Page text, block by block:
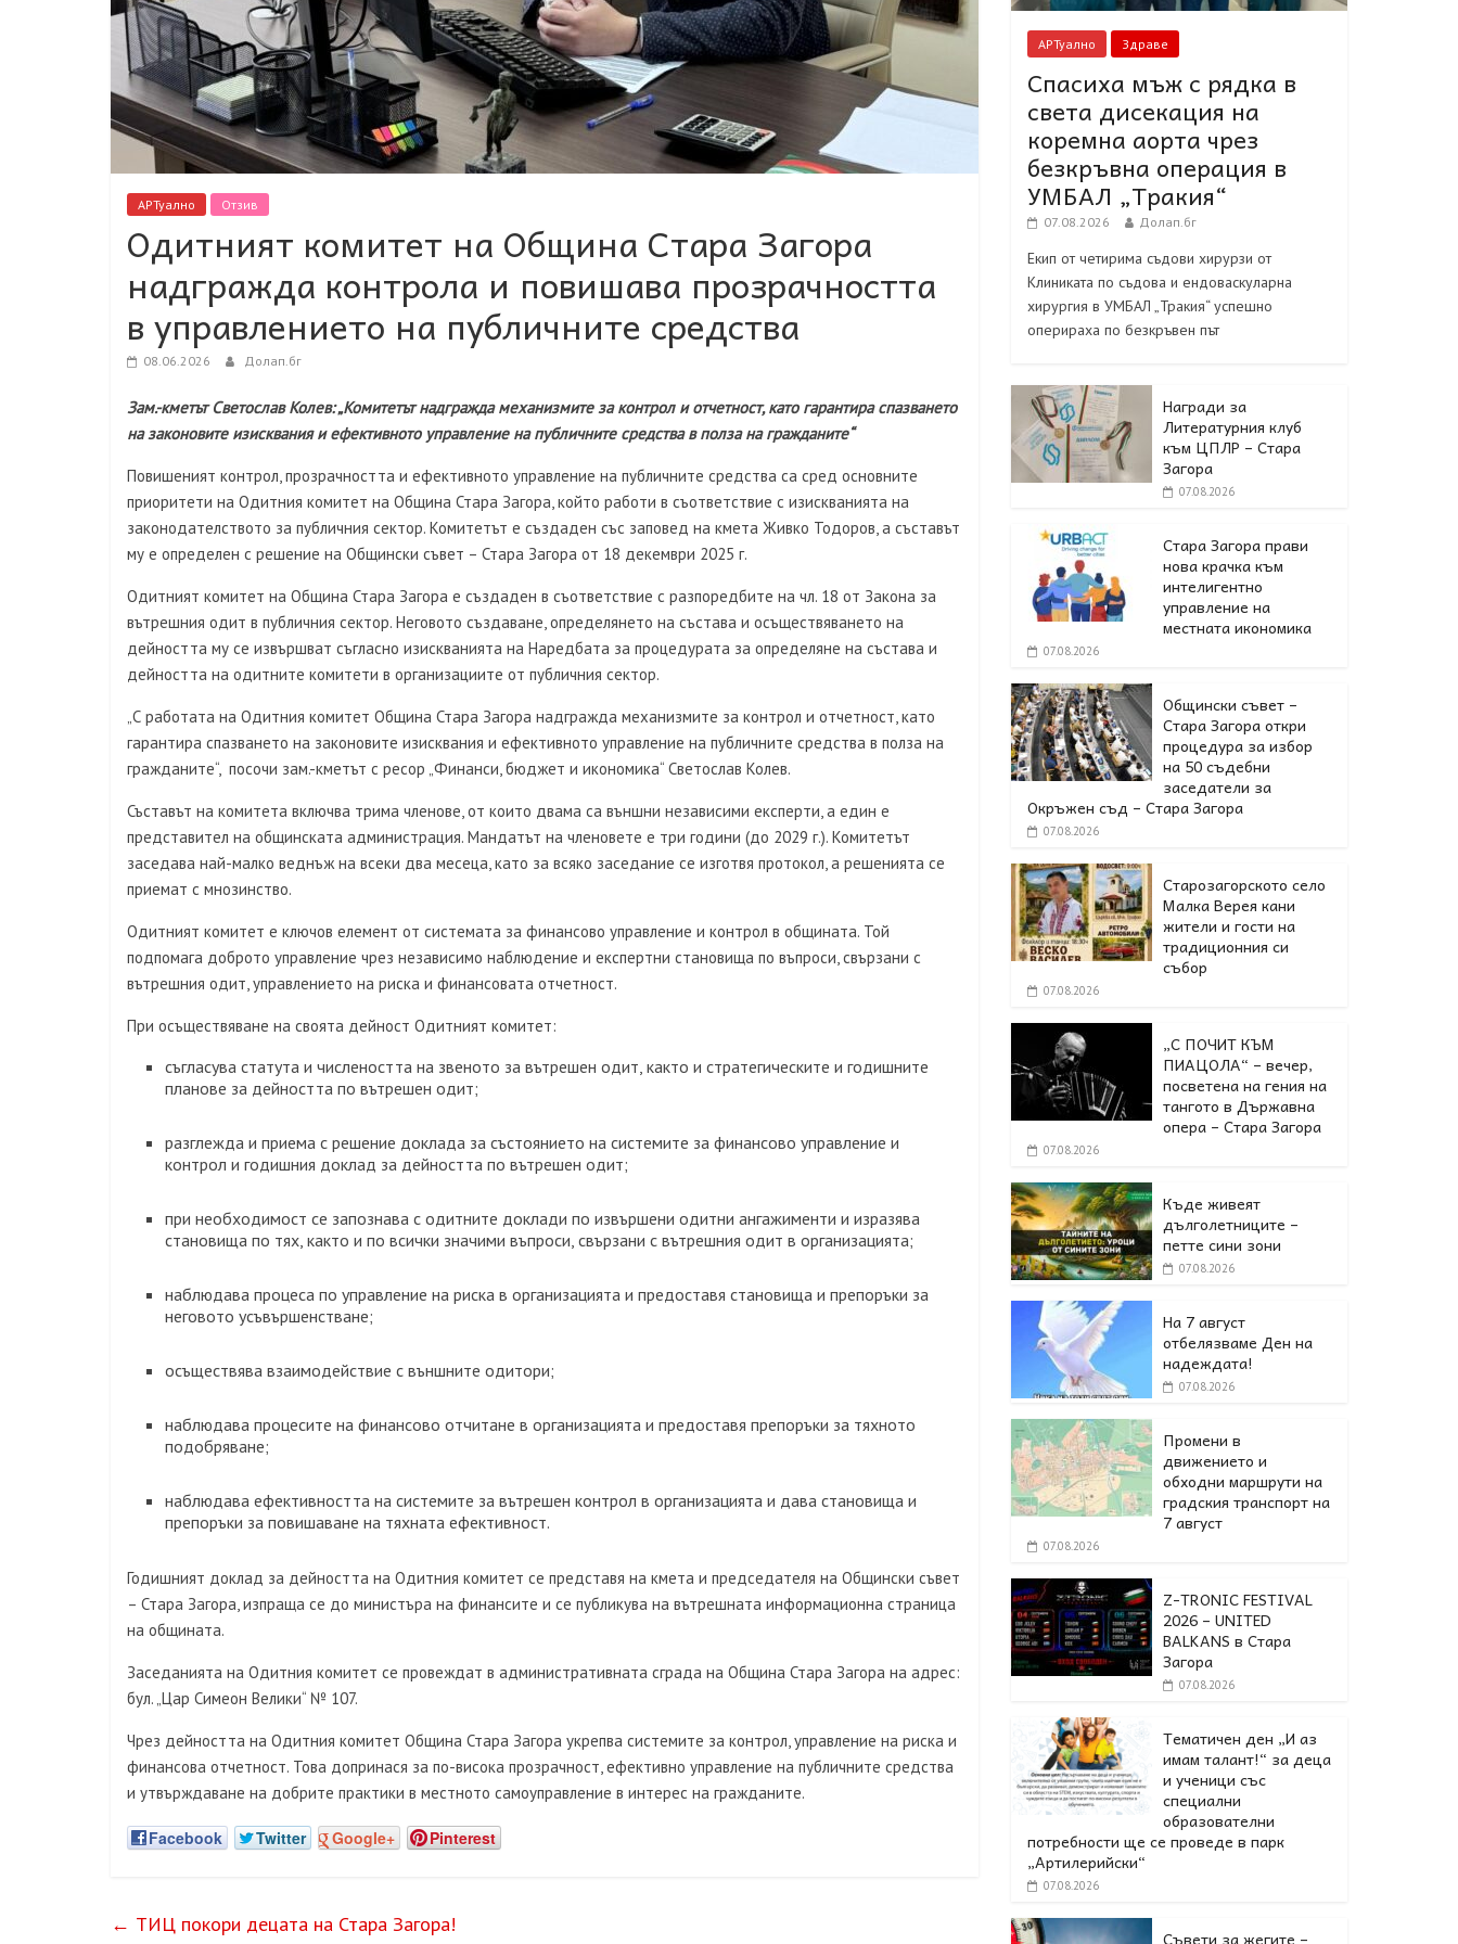
АРТуално Отзив
Одитният комитет на Община Стара Загора
надгражда контрола и повишава прозрачността
в управлението на публичните средства
08.06.2026 Долап.бг
Зам.-кметът Светослав Колев: „Комитетът надгражда механизмите за контрол и отчетност, като гарантира спазването
на законовите изисквания и ефективното управление на публичните средства в полза на гражданите“
Повишеният контрол, прозрачността и ефективното управление на публичните средства са сред основните
приоритети на Одитния комитет на Община Стара Загора, който работи в съответствие с изискванията на
законодателството за публичния сектор. Комитетът е създаден със заповед на кмета Живко Тодоров, а съставът
му е определен с решение на Общински съвет – Стара Загора от 18 декември 2025 г.
Одитният комитет на Община Стара Загора е създаден в съответствие с разпоредбите на чл. 18 от Закона за
вътрешния одит в публичния сектор. Неговото създаване, определянето на състава и осъществяването на
дейността му се извършват съгласно изискванията на Наредбата за процедурата за определяне на състава и
дейността на одитните комитети в организациите от публичния сектор.
„С работата на Одитния комитет Община Стара Загора надгражда механизмите за контрол и отчетност, като
гарантира спазването на законовите изисквания и ефективното управление на публичните средства в полза на
гражданите“, посочи зам.-кметът с ресор „Финанси, бюджет и икономика“ Светослав Колев.
Съставът на комитета включва трима членове, от които двама са външни независими експерти, а един е
представител на общинската администрация. Мандатът на членовете е три години (до 2029 г.). Комитетът
заседава най-малко веднъж на всеки два месеца, като за всяко заседание се изготвя протокол, а решенията се
приемат с мнозинство.
Одитният комитет е ключов елемент от системата за финансово управление и контрол в общината. Той
подпомага доброто управление чрез независимо наблюдение и експертни становища по въпроси, свързани с
вътрешния одит, управлението на риска и финансовата отчетност.
При осъществяване на своята дейност Одитният комитет:
съгласува статута и числеността на звеното за вътрешен одит, както и стратегическите и годишните
планове за дейността по вътрешен одит;
разглежда и приема с решение доклада за състоянието на системите за финансово управление и
контрол и годишния доклад за дейността по вътрешен одит;
при необходимост се запознава с одитните доклади по извършени одитни ангажименти и изразява
становища по тях, както и по всички значими въпроси, свързани с вътрешния одит в организацията;
наблюдава процеса по управление на риска в организацията и предоставя становища и препоръки за
неговото усъвършенстване;
осъществява взаимодействие с външните одитори;
наблюдава процесите на финансово отчитане в организацията и предоставя препоръки за тяхното
подобряване;
наблюдава ефективността на системите за вътрешен контрол в организацията и дава становища и
препоръки за повишаване на тяхната ефективност.
Годишният доклад за дейността на Одитния комитет се представя на кмета и председателя на Общински съвет
– Стара Загора, изпраща се до министъра на финансите и се публикува на вътрешната информационна страница
на общината.
Заседанията на Одитния комитет се провеждат в административната сграда на Община Стара Загора на адрес:
бул. „Цар Симеон Велики“ № 107.
Чрез дейността на Одитния комитет Община Стара Загора укрепва системите за контрол, управление на риска и
финансова отчетност. Това допринася за по-висока прозрачност, ефективно управление на публичните средства
и утвърждаване на добрите практики в местното самоуправление в интерес на гражданите.
Facebook Twitter Google+ Pinterest
← ТИЦ покори децата на Стара Загора!
АРТуално Здраве
Спасиха мъж с рядка в
света дисекация на
коремна аорта чрез
безкръвна операция в
УМБАЛ „Тракия“
07.08.2026 Долап.бг
Екип от четирима съдови хирурзи от
Клиниката по съдова и ендоваскуларна
хирургия в УМБАЛ „Тракия“ успешно
оперираха по безкръвен път
Награди за
Литературния клуб
към ЦПЛР – Стара
Загора
07.08.2026
Стара Загора прави
нова крачка към
интелигентно
управление на
местната икономика
07.08.2026
Общински съвет –
Стара Загора откри
процедура за избор
на 50 съдебни
заседатели за
Окръжен съд – Стара Загора
07.08.2026
Старозагорското село
Малка Верея кани
жители и гости на
традиционния си
събор
07.08.2026
„С ПОЧИТ КЪМ
ПИАЦОЛА“ – вечер,
посветена на гения на
тангото в Държавна
опера – Стара Загора
07.08.2026
Къде живеят
дълголетниците –
петте сини зони
07.08.2026
На 7 август
отбелязваме Ден на
надеждата!
07.08.2026
Промени в
движението и
обходни маршрути на
градския транспорт на
7 август
07.08.2026
Z-TRONIC FESTIVAL
2026 – UNITED
BALKANS в Стара
Загора
07.08.2026
Тематичен ден „И аз
имам талант!“ за деца
и ученици със
специални
образователни
потребности ще се проведе в парк
„Артилерийски“
07.08.2026
Съвети за жегите –